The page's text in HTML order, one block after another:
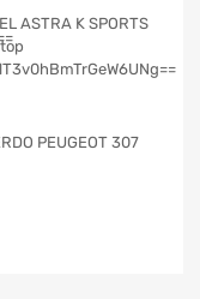
ASTRA K SPORTS
PEUGEOT 307